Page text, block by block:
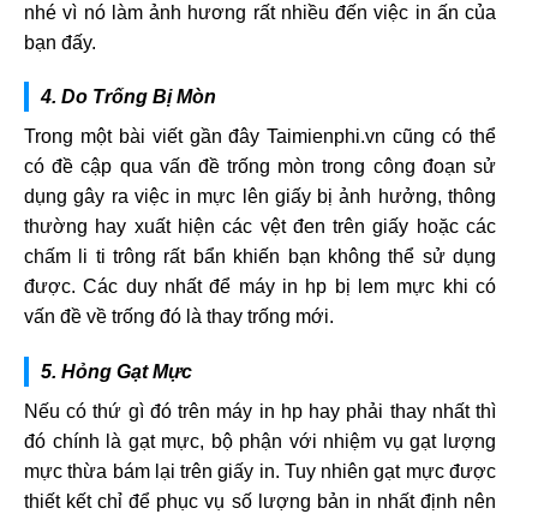
nhé vì nó làm ảnh hương rất nhiều đến việc in ấn của
bạn đấy.
4. Do Trống Bị Mòn
Trong một bài viết gần đây Taimienphi.vn cũng có thể
có đề cập qua vấn đề trống mòn trong công đoạn sử
dụng gây ra việc in mực lên giấy bị ảnh hưởng, thông
thường hay xuất hiện các vệt đen trên giấy hoặc các
chấm li ti trông rất bẩn khiến bạn không thể sử dụng
được. Các duy nhất để máy in hp bị lem mực khi có
vấn đề về trống đó là thay trống mới.
5. Hỏng Gạt Mực
Nếu có thứ gì đó trên máy in hp hay phải thay nhất thì
đó chính là gạt mực, bộ phận với nhiệm vụ gạt lượng
mực thừa bám lại trên giấy in. Tuy nhiên gạt mực được
thiết kết chỉ để phục vụ số lượng bản in nhất định nên